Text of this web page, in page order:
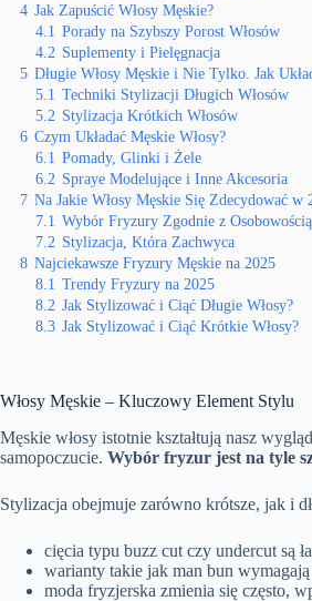
4 Jak Zapuścić Włosy Męskie?
4.1 Porady na Szybszy Porost Włosów
4.2 Suplementy i Pielęgnacja
5 Długie Włosy Męskie i Nie Tylko. Jak
5.1 Techniki Stylizacji Długich Włosów
5.2 Stylizacja Krótkich Włosów
6 Czym Układać Męskie Włosy?
6.1 Pomady, Glinki i Żele
6.2 Spraye Modelujące i Inne Akcesoria
7 Na Jakie Włosy Męskie Się Zdecydować w
7.1 Wybór Fryzury Zgodnie z Osobowością
7.2 Stylizacja, Która Zachwyca
8 Najciekawsze Fryzury Męskie na 2025
8.1 Trendy Fryzury na 2025
8.2 Jak Stylizować i Ciąć Długie Włosy?
8.3 Jak Stylizować i Ciąć Krótkie Włosy?
Włosy Męskie – Kluczowy Element Stylu
Męskie włosy istotnie kształtują nasz
samopoczucie. Wybór fryzur jest na tyle
Stylizacja obejmuje zarówno krótsze, jak i
cięcia typu buzz cut czy undercut są
warianty takie jak man bun
moda fryzjerska zmienia się często,